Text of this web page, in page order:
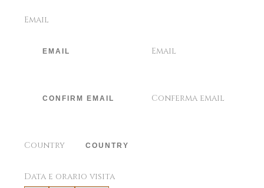
Email
Email
Conferma email
Country
Data e orario visita